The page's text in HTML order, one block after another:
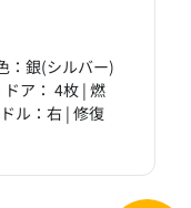
：銀(シルバー)
ア： 4枚 | 燃
ル：右 | 修復